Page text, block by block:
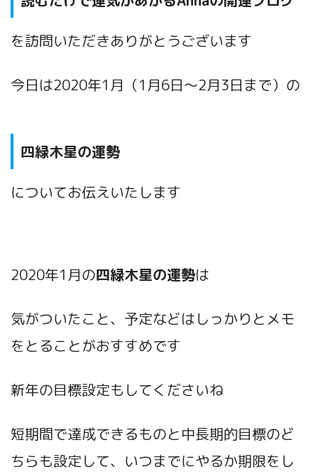
を訪問いただきありがとうございます
今日は2020年1月（1月6日～2月3日まで） の
四緑木星の運勢
についてお伝えいたします
2020年1月の四緑木星の運勢は
気がついたこと、予定などはしっかりとメモ
をとることがおすすめです
新年の目標設定もしてくださいね
短期間で達成できるものと中長期的目標のど
ちらも設定して、いつまでにやるか期限をし